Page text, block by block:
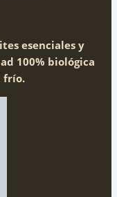
esenciales y
100% biológica
frío.